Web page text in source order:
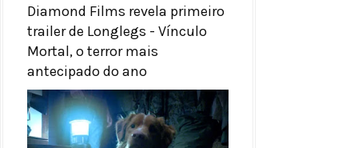
Diamond Films revela primeiro
trailer de Longlegs - Vínculo
Mortal, o terror mais
antecipado do ano